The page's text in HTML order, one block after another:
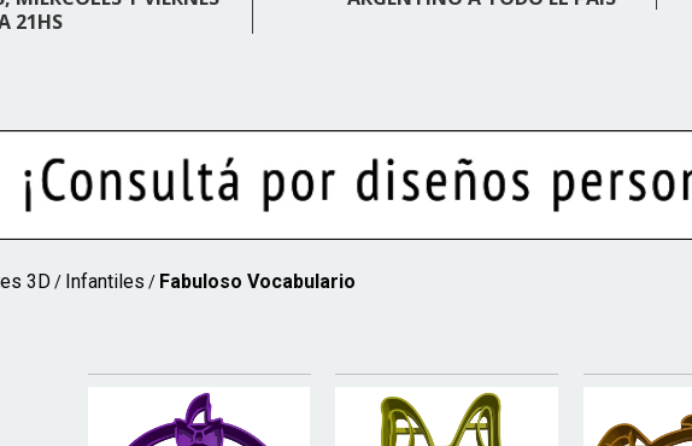
21HS
3D/ Infantiles / Fabuloso Vocabulario